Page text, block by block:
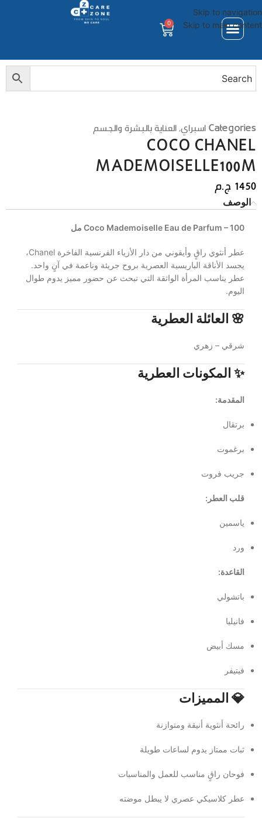
Skip to navigation
Skip to main content
0
Categoriesاسبراي,العناية بالبشرة والجسم
COCO CHANEL
MADEMOISELLE100M
1450ج.م
الوصف
Coco Mademoiselle Eau de Parfum – 100 مل
عطر أنثوي راقٍ وأيقوني من دار الأزياء الفرنسية الفاخرة Chanel،
يجسد الأناقة الباريسية العصرية بروح جريئة وناعمة في آنٍ واحد.
عطر يناسب المرأة الواثقة التي تبحث عن حضور مميز يدوم طوال
اليوم.
🌸 العائلة العطرية
شرقي – زهري
✨ المكونات العطرية
المقدمة:
برتقال
برغموت
جريب فروت
قلب العطر:
ياسمين
ورد
القاعدة:
باتشولي
فانيليا
مسك أبيض
فيتيفر
💎 المميزات
رائحة أنثوية أنيقة ومتوازنة
ثبات ممتاز يدوم لساعات طويلة
فوحان راقٍ مناسب للعمل والمناسبات
عطر كلاسيكي عصري لا يبطل موضته